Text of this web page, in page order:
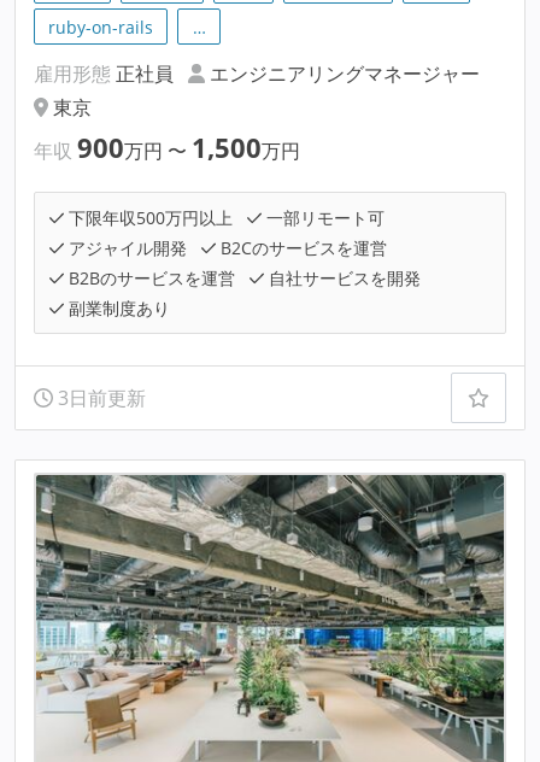
ruby-on-rails
…
雇用形態 正社員
エンジニアリングマネージャー
東京
年収 900万円 〜 1,500万円
下限年収500万円以上
一部リモート可
アジャイル開発
B2Cのサービスを運営
B2Bのサービスを運営
自社サービスを開発
副業制度あり
3日前更新